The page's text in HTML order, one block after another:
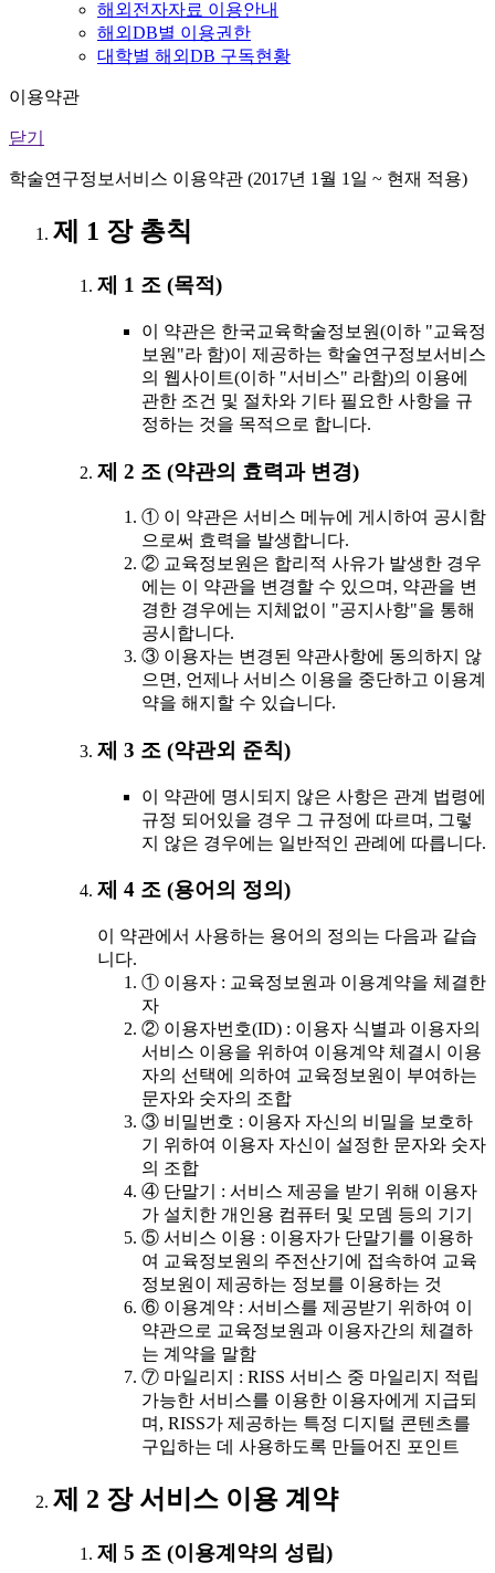
해외전자자료 이용안내
해외DB별 이용권한
대학별 해외DB 구독현황
이용약관
닫기
학술연구정보서비스 이용약관 (2017년 1월 1일 ~ 현재 적용)
제 1 장 총칙
제 1 조 (목적)
이 약관은 한국교육학술정보원(이하 "교육정
보원"라 함)이 제공하는 학술연구정보서비스
의 웹사이트(이하 "서비스" 라함)의 이용에
관한 조건 및 절차와 기타 필요한 사항을 규
정하는 것을 목적으로 합니다.
제 2 조 (약관의 효력과 변경)
① 이 약관은 서비스 메뉴에 게시하여 공시함
으로써 효력을 발생합니다.
② 교육정보원은 합리적 사유가 발생한 경우
에는 이 약관을 변경할 수 있으며, 약관을 변
경한 경우에는 지체없이 "공지사항"을 통해
공시합니다.
③ 이용자는 변경된 약관사항에 동의하지 않
으면, 언제나 서비스 이용을 중단하고 이용계
약을 해지할 수 있습니다.
제 3 조 (약관외 준칙)
이 약관에 명시되지 않은 사항은 관계 법령에
규정 되어있을 경우 그 규정에 따르며, 그렇
지 않은 경우에는 일반적인 관례에 따릅니다.
제 4 조 (용어의 정의)
이 약관에서 사용하는 용어의 정의는 다음과 같습
니다.
① 이용자 : 교육정보원과 이용계약을 체결한
자
② 이용자번호(ID) : 이용자 식별과 이용자의
서비스 이용을 위하여 이용계약 체결시 이용
자의 선택에 의하여 교육정보원이 부여하는
문자와 숫자의 조합
③ 비밀번호 : 이용자 자신의 비밀을 보호하
기 위하여 이용자 자신이 설정한 문자와 숫자
의 조합
④ 단말기 : 서비스 제공을 받기 위해 이용자
가 설치한 개인용 컴퓨터 및 모뎀 등의 기기
⑤ 서비스 이용 : 이용자가 단말기를 이용하
여 교육정보원의 주전산기에 접속하여 교육
정보원이 제공하는 정보를 이용하는 것
⑥ 이용계약 : 서비스를 제공받기 위하여 이
약관으로 교육정보원과 이용자간의 체결하
는 계약을 말함
⑦ 마일리지 : RISS 서비스 중 마일리지 적립
가능한 서비스를 이용한 이용자에게 지급되
며, RISS가 제공하는 특정 디지털 콘텐츠를
구입하는 데 사용하도록 만들어진 포인트
제 2 장 서비스 이용 계약
제 5 조 (이용계약의 성립)